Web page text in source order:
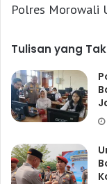
Polres Morowali
Tulisan yang